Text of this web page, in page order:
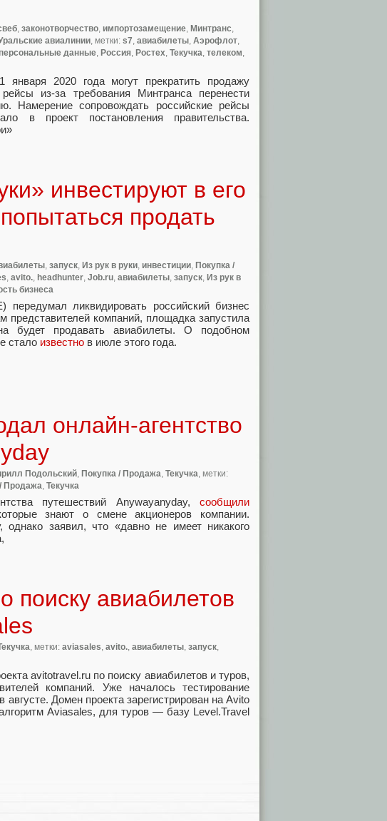
, законотворчество, импортозамещение, Минтранс,
авиалинии, метки: s7, авиабилеты, Аэрофлот,
персональные данные, Россия, Ростех, Текучка, телеком,
января 2020 года могут прекратить продажу
из-за требования Минтранса перенести
Намерение сопровождать российские рейсы
в проект постановления правительства.
инвестируют в его
продать
, запуск, Из рук в руки, инвестиции, Покупка /
, avito., headhunter, Job.ru, авиабилеты, запуск, Из рук в
бизнеса
передумал ликвидировать российский бизнес
представителей компаний, площадка запустила
будет продавать авиабилеты. О подобном
стало известно в июле этого года.
онлайн-агентство
Подольский, Покупка / Продажа, Текучка, метки:
Продажа, Текучка
путешествий Anywayanyday,
сообщили
знают о смене акционеров компании.
, однако заявил, что «давно не имеет никакого
,
поиску авиабилетов
, метки: aviasales, avito., авиабилеты, запуск,
avitotravel.ru по поиску авиабилетов и туров,
компаний. Уже началось тестирование
Домен проекта зарегистрирован на Avito
Aviasales, для туров — базу Level.Travel